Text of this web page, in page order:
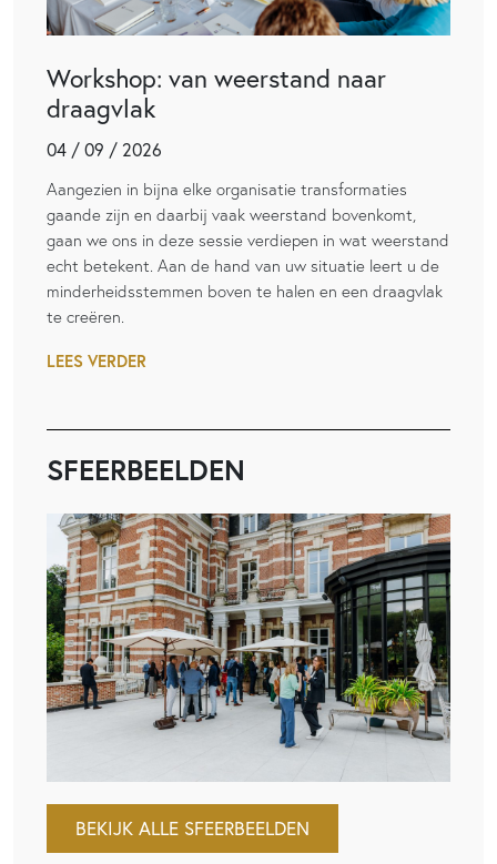
Workshop: van weerstand naar
draagvlak
04 / 09 / 2026
Aangezien in bijna elke organisatie transformaties
gaande zijn en daarbij vaak weerstand bovenkomt,
gaan we ons in deze sessie verdiepen in wat weerstand
echt betekent. Aan de hand van uw situatie leert u de
minderheidsstemmen boven te halen en een draagvlak
te creëren.
LEES VERDER
SFEERBEELDEN
BEKIJK ALLE SFEERBEELDEN